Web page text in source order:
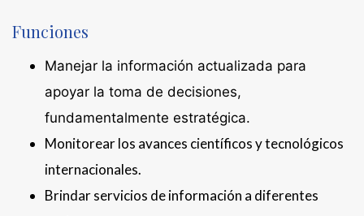
Funciones
Manejar la información actualizada para
apoyar la toma de decisiones,
fundamentalmente estratégica.
Monitorear los avances científicos y tecnológicos
internacionales.
Brindar servicios de información a diferentes